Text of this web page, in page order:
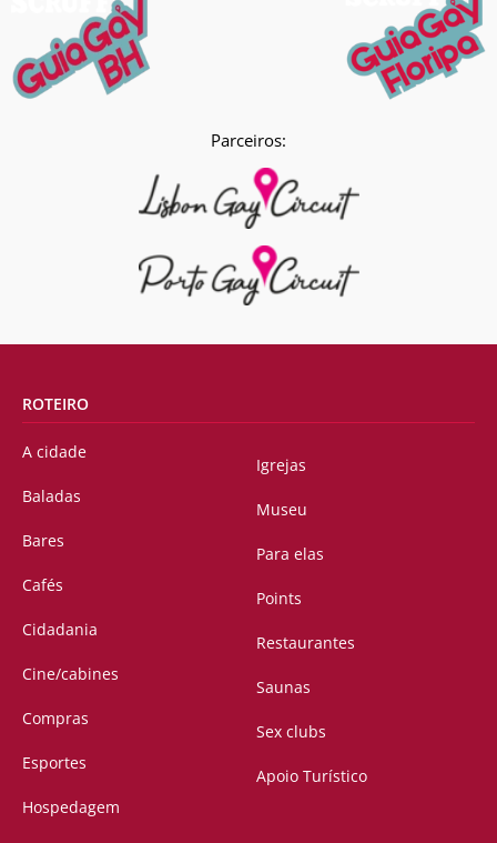
Parceiros:
ROTEIRO
A cidade
Baladas
Bares
Cafés
Cidadania
Cine/cabines
Compras
Esportes
Hospedagem
Igrejas
Museu
Para elas
Points
Restaurantes
Saunas
Sex clubs
Apoio Turístico